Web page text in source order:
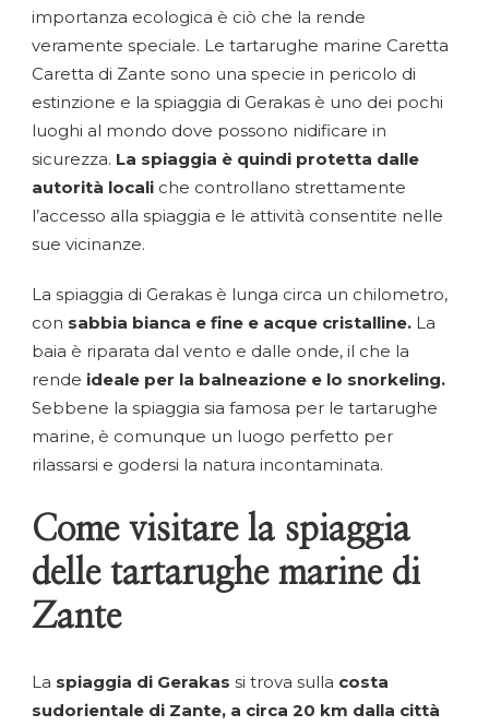
importanza ecologica è ciò che la rende
veramente speciale. Le tartarughe marine Caretta
Caretta di Zante sono una specie in pericolo di
estinzione e la spiaggia di Gerakas è uno dei pochi
luoghi al mondo dove possono nidificare in
sicurezza. La spiaggia è quindi protetta dalle
autorità locali che controllano strettamente
l’accesso alla spiaggia e le attività consentite nelle
sue vicinanze.
La spiaggia di Gerakas è lunga circa un chilometro,
con sabbia bianca e fine e acque cristalline. La
baia è riparata dal vento e dalle onde, il che la
rende ideale per la balneazione e lo snorkeling.
Sebbene la spiaggia sia famosa per le tartarughe
marine, è comunque un luogo perfetto per
rilassarsi e godersi la natura incontaminata.
Come visitare la spiaggia
delle tartarughe marine di
Zante
La spiaggia di Gerakas si trova sulla costa
sudorientale di Zante, a circa 20 km dalla città